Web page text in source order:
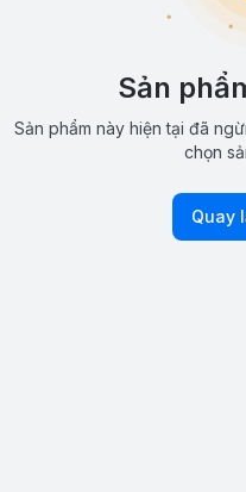
Sản
Sản phẩm này hiện tại đã
chọn
Quay